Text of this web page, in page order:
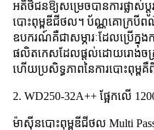
អតិថិជនឱ្យសម្រេចបានការផ្លា
បោះពុម្ពឌីជីថល។ ប័ណ្ណគោក្រ
ឧបករណ៍គឺជាសម្ភារៈដែលប្រើក្នុង
ផលិតកេសដែលផ្តល់ដោយរោងចក្
ហើយប្រសិទ្ធភាពនៃការបោះពុម្ពគឺ
2. WD250-32A++ ផ្អែកលើ
ម៉ាស៊ីនបោះពុម្ពឌីជីថល Multi